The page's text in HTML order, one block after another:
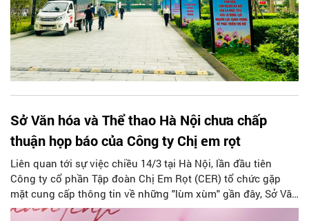
Sở Văn hóa và Thể thao Hà Nội chưa chấp
thuận họp báo của Công ty Chị em rọt
Liên quan tới sự việc chiều 14/3 tại Hà Nội, lần đầu tiên
Công ty cổ phần Tập đoàn Chị Em Rọt (CER) tổ chức gặp
mặt cung cấp thông tin về những "lùm xùm" gần đây, Sở Văn
hóa và Thể thao TP. Hà Nội cho biết đơn vị chưa cấp phép